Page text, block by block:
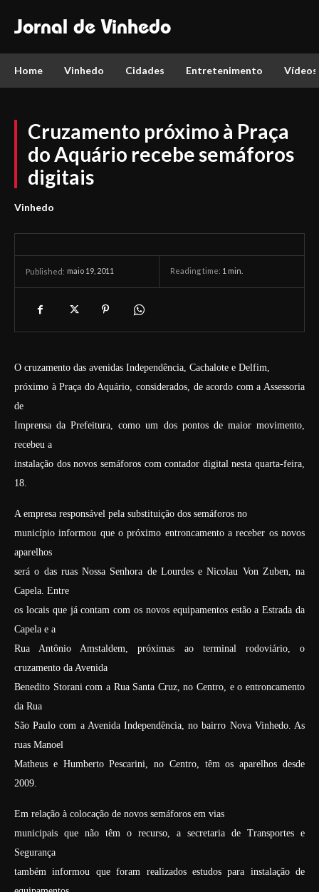
Jornal de Vinhedo
Home Vinhedo Cidades Entretenimento Vídeos
Cruzamento próximo à Praça
do Aquário recebe semáforos
digitais
Vinhedo
Published: maio 19, 2011 Reading time: 1 min.
O cruzamento das avenidas Independência, Cachalote e Delfim,
próximo à Praça do Aquário, considerados, de acordo com a Assessoria
de
Imprensa da Prefeitura, como um dos pontos de maior movimento,
recebeu a
instalação dos novos semáforos com contador digital nesta quarta-feira,
18.
A empresa responsável pela substituição dos semáforos no
município informou que o próximo entroncamento a receber os novos
aparelhos
será o das ruas Nossa Senhora de Lourdes e Nicolau Von Zuben, na
Capela. Entre
os locais que já contam com os novos equipamentos estão a Estrada da
Capela e a
Rua Antônio Amstaldem, próximas ao terminal rodoviário, o
cruzamento da Avenida
Benedito Storani com a Rua Santa Cruz, no Centro, e o entroncamento
da Rua
São Paulo com a Avenida Independência, no bairro Nova Vinhedo. As
ruas Manoel
Matheus e Humberto Pescarini, no Centro, têm os aparelhos desde
2009.
Em relação à colocação de novos semáforos em vias
municipais que não têm o recurso, a secretaria de Transportes e
Segurança
também informou que foram realizados estudos para instalação de